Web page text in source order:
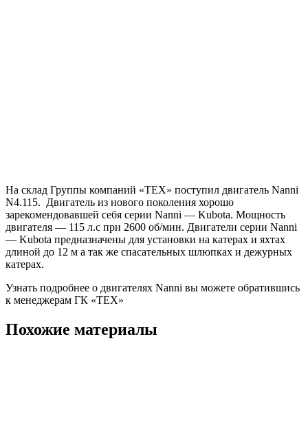
На склад Группы компаний «ТЕХ» поступил двигатель Nanni
N4.115. Двигатель из нового поколения хорошо
зарекомендовавшей себя серии Nanni — Kubota. Мощность
двигателя — 115 л.с при 2600 об/мин. Двигатели серии Nanni
— Kubota предназначены для установки на катерах и яхтах
длиной до 12 м а так же спасательных шлюпках и дежурных
катерах.
Узнать подробнее о двигателях Nanni вы можете обратившись
к менеджерам ГК «ТЕХ»
Похожие материалы